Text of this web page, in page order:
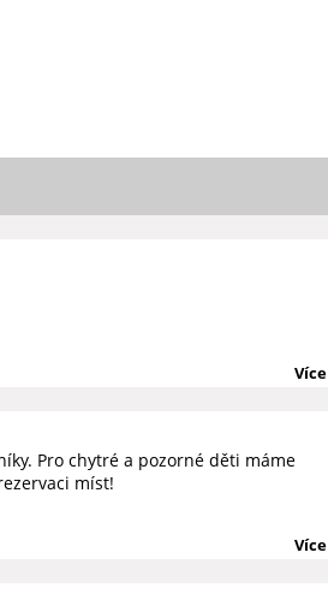
Více
Pro chytré a pozorné děti máme
míst!
Více